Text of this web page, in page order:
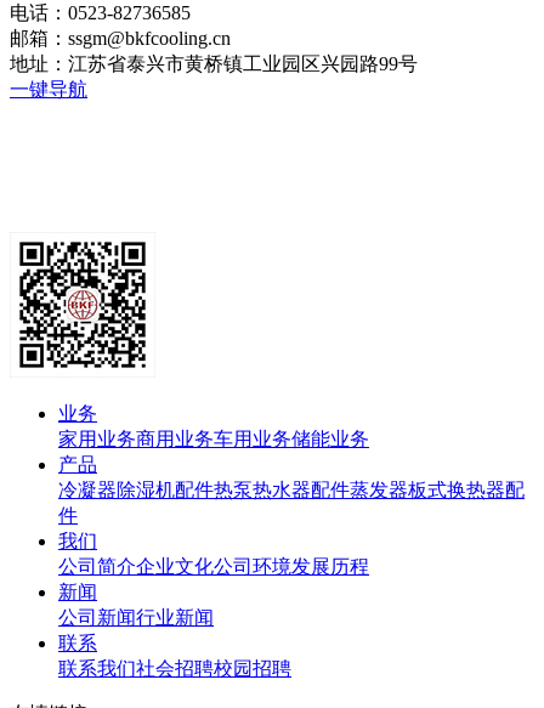
电话：0523-82736585
邮箱：ssgm@bkfcooling.cn
地址：江苏省泰兴市黄桥镇工业园区兴园路99号
一键导航
业务
家用业务商用业务车用业务储能业务
产品
冷凝器除湿机配件热泵热水器配件蒸发器板式换热器配
件
我们
公司简介企业文化公司环境发展历程
新闻
公司新闻行业新闻
联系
联系我们社会招聘校园招聘